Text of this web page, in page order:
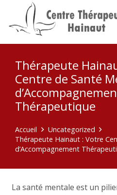
Thérapeute
Centre de Santé
Thérapeutique
Accueil
Uncategorized
Thérapeute Hainaut : Votre
d’Accompagnement
La santé mentale est un